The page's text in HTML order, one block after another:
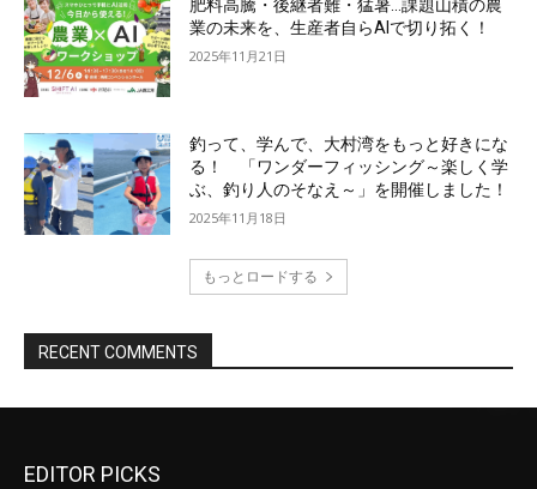
EDITOR PICKS